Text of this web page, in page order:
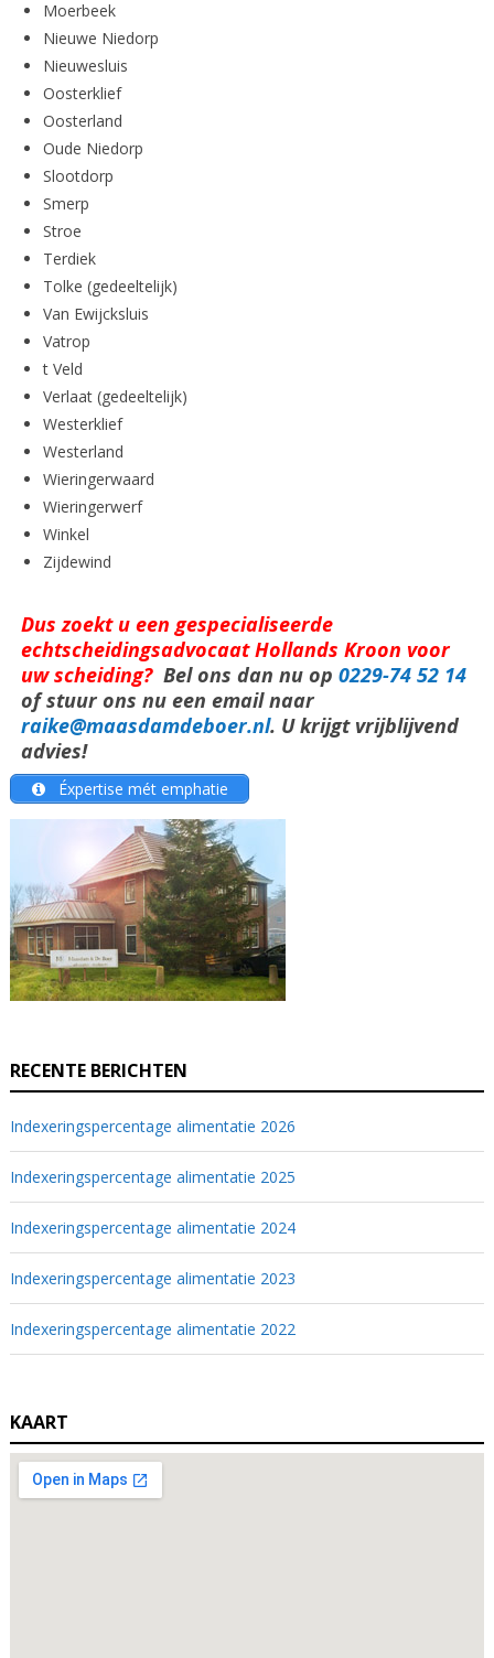
Moerbeek
Nieuwe Niedorp
Nieuwesluis
Oosterklief
Oosterland
Oude Niedorp
Slootdorp
Smerp
Stroe
Terdiek
Tolke (gedeeltelijk)
Van Ewijcksluis
Vatrop
t Veld
Verlaat (gedeeltelijk)
Westerklief
Westerland
Wieringerwaard
Wieringerwerf
Winkel
Zijdewind
Dus zoekt u een gespecialiseerde
echtscheidingsadvocaat Hollands Kroon voor
uw scheiding?Bel ons dan nu op 0229-74 52 14
of stuur ons nu een email naar
raike@maasdamdeboer.nl. U krijgt vrijblijvend
advies!
Éxpertise mét emphatie
RECENTE BERICHTEN
Indexeringspercentage alimentatie 2026
Indexeringspercentage alimentatie 2025
Indexeringspercentage alimentatie 2024
Indexeringspercentage alimentatie 2023
Indexeringspercentage alimentatie 2022
KAART